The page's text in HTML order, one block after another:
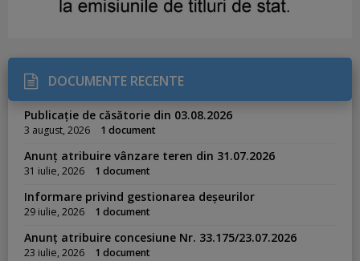
DOCUMENTE RECENTE
Publicație de căsătorie din 03.08.2026
3 august, 2026 1 document
Anunț atribuire vânzare teren din 31.07.2026
31 iulie, 2026 1 document
Informare privind gestionarea deșeurilor
29 iulie, 2026 1 document
Anunț atribuire concesiune Nr. 33.175/23.07.2026
23 iulie, 2026 1 document